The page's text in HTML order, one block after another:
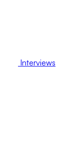
Interviews